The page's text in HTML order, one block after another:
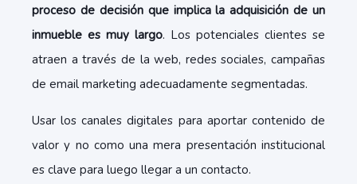
proceso de decisión que implica la adquisición de un
inmueble es muy largo. Los potenciales clientes se
atraen a través de la web, redes sociales, campañas
de email marketing adecuadamente segmentadas.
Usar los canales digitales para aportar contenido de
valor y no como una mera presentación institucional
es clave para luego llegar a un contacto.